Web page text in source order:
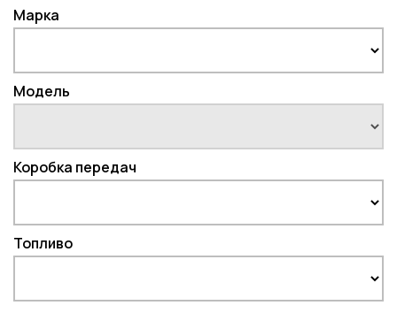
Марка
Модель
Коробка передач
Топливо